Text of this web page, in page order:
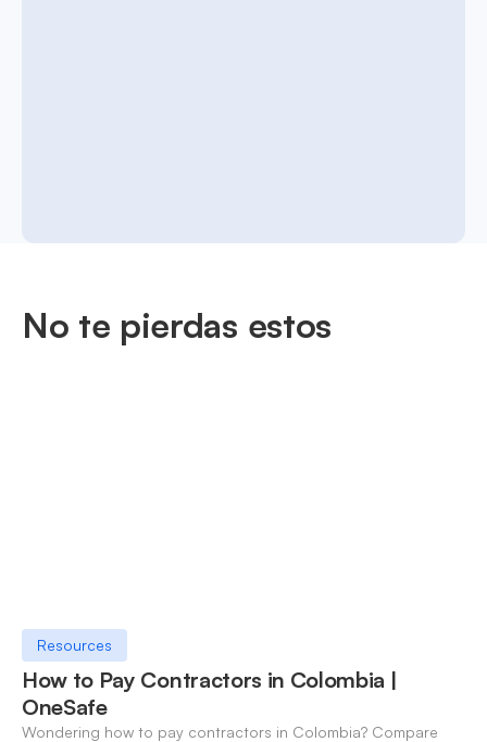
No te pierdas estos
Resources
How to Pay Contractors in Colombia |
OneSafe
Wondering how to pay contractors in Colombia? Compare